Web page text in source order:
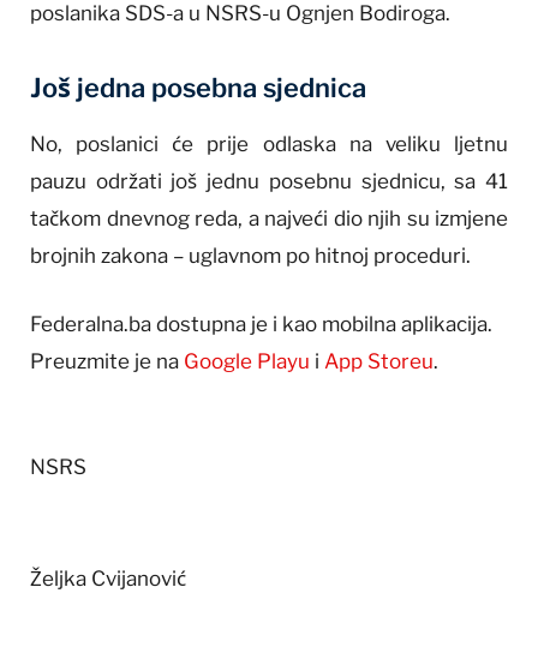
poslanika SDS-a u NSRS-u Ognjen Bodiroga.
Još jedna posebna sjednica
No, poslanici će prije odlaska na veliku ljetnu
pauzu održati još jednu posebnu sjednicu, sa 41
tačkom dnevnog reda, a najveći dio njih su izmjene
brojnih zakona – uglavnom po hitnoj proceduri.
Federalna.ba dostupna je i kao mobilna aplikacija.
Preuzmite je na Google Playu i App Storeu.
NSRS
Željka Cvijanović